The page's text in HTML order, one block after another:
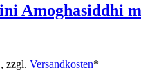
Amoghasiddhi
zzgl. Versandkosten*